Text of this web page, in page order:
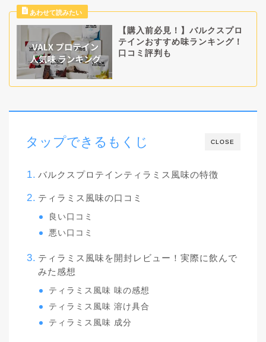
【購入前必見！】バルクスプロ
テインおすすめ味ランキング！
口コミ評判も
CLOSE
タップできるもくじ
バルクスプロテインティラミス風味の特徴
ティラミス風味の口コミ
良い口コミ
悪い口コミ
ティラミス風味を開封レビュー！実際に飲んで
みた感想
ティラミス風味 味の感想
ティラミス風味 溶け具合
ティラミス風味 成分